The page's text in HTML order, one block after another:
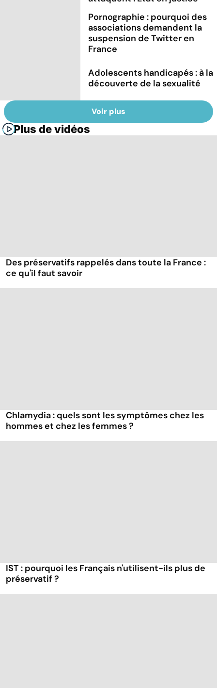
Pornographie : pourquoi des
associations demandent la
suspension de Twitter en
France
Adolescents handicapés : à la
découverte de la sexualité
Voir plus
Plus de vidéos
Des préservatifs rappelés dans toute la France :
ce qu'il faut savoir
Chlamydia : quels sont les symptômes chez les
hommes et chez les femmes ?
IST : pourquoi les Français n'utilisent-ils plus de
préservatif ?